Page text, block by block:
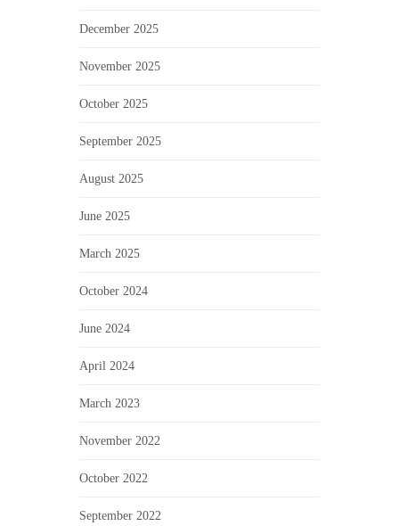
December 2025
November 2025
October 2025
September 2025
August 2025
June 2025
March 2025
October 2024
June 2024
April 2024
March 2023
November 2022
October 2022
September 2022